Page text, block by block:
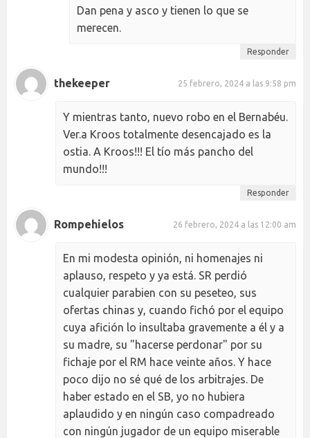
Dan pena y asco y tienen lo que se
merecen.
Responder
thekeeper 25 febrero, 2024 a las 9:58 pm
Y mientras tanto, nuevo robo en el Bernabéu.
Ver.a Kroos totalmente desencajado es la
ostia. A Kroos!!! El tío más pancho del
mundo!!!
Responder
Rompehielos 26 febrero, 2024 a las 12:00 am
En mi modesta opinión, ni homenajes ni
aplauso, respeto y ya está. SR perdió
cualquier parabien con su peseteo, sus
ofertas chinas y, cuando fichó por el equipo
cuya afición lo insultaba gravemente a él y a
su madre, su "hacerse perdonar" por su
fichaje por el RM hace veinte años. Y hace
poco dijo no sé qué de los arbitrajes. De
haber estado en el SB, yo no hubiera
aplaudido y en ningún caso compadreado
con ningún jugador de un equipo miserable